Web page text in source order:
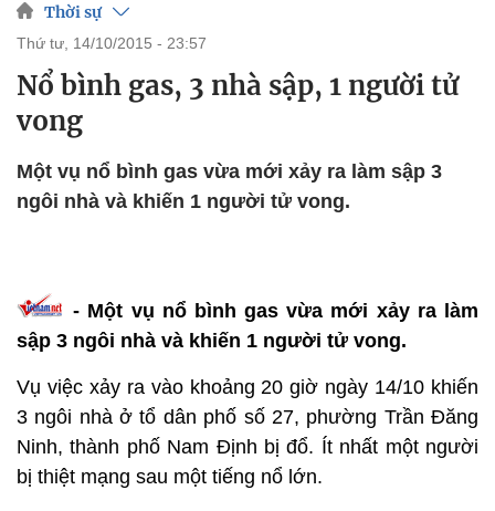
Thời sự
thứ tư, 14/10/2015 - 23:57
Nổ bình gas, 3 nhà sập, 1 người tử
vong
Một vụ nổ bình gas vừa mới xảy ra làm sập 3
ngôi nhà và khiến 1 người tử vong.
- Một vụ nổ bình gas vừa mới xảy ra làm
sập 3 ngôi nhà và khiến 1 người tử vong.
Vụ việc xảy ra vào khoảng 20 giờ ngày 14/10 khiến
3 ngôi nhà ở tổ dân phố số 27, phường Trần Đăng
Ninh, thành phố Nam Định bị đổ. Ít nhất một người
bị thiệt mạng sau một tiếng nổ lớn.